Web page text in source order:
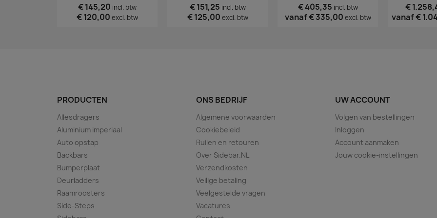
€ 145,20 incl. btw
€ 120,00 excl. btw
€ 151,25 incl. btw
€ 125,00 excl. btw
€ 405,35 incl. btw
vanaf€ 335,00 excl. btw
€
vanaf€
PRODUCTEN
Allesdragers
Aluminium imperiaal
Auto opstap
Backbars
Bumperplaat
Deurladders
Raamroosters
Side-Steps
ONS BEDRIJF
Algemene voorwaarden
Cookiebeleid
Ruilen en retouren
Over Sidebar.NL
Verzendkosten
Veilige betaling
Veelgestelde vragen
Vacatures
UW ACCOUNT
Volgen van bestellingen
Inloggen
Account aanmaken
Jouw cookie-instellingen